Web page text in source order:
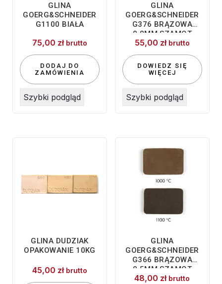
GLINA
GOERG&SCHNEIDER
G1100 BIAŁA
75,00 zł brutto
DODAJ DO
ZAMÓWIENIA
Szybki podgląd
GLINA
GOERG&SCHNEIDER
G376 BRĄZOWA
0,8MM SZAMOT
10KG
55,00 zł brutto
DOWIEDZ SIĘ
WIĘCEJ
Szybki podgląd
GLINA DUDZIAK
OPAKOWANIE 10KG
45,00 zł brutto
GLINA
GOERG&SCHNEIDER
G366 BRĄZOWA
0,5MM SZAMOT
48,00 zł brutto